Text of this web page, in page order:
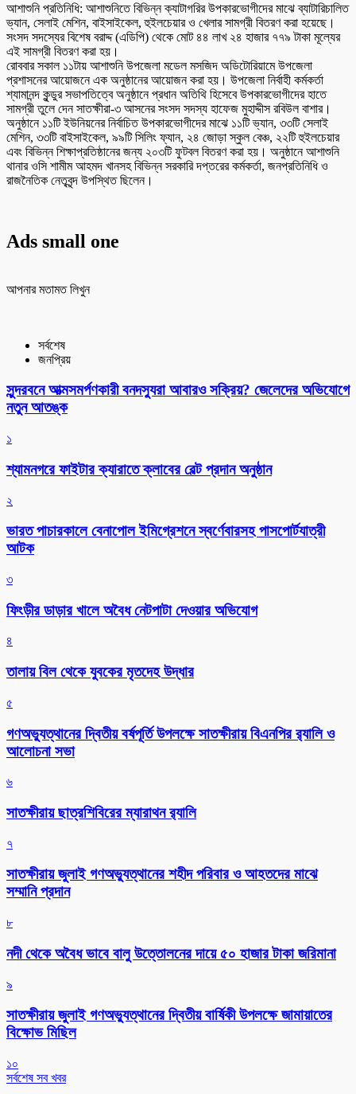
আশাশুনি প্রতিনিধি: আশাশুনিতে বিভিন্ন ক্যাটাগরির উপকারভোগীদের মাঝে ব্যাটারিচালিত
ভ্যান, সেলাই মেশিন, বাইসাইকেল, হুইলচেয়ার ও খেলার সামগ্রী বিতরণ করা হয়েছে।
সংসদ সদস্যের বিশেষ বরাদ্দ (এডিপি) থেকে মোট ৪৪ লাখ ২৪ হাজার ৭৭৯ টাকা মূল্যের
এই সামগ্রী বিতরণ করা হয়।
রোববার সকাল ১১টায় আশাশুনি উপজেলা মডেল মসজিদ অডিটোরিয়ামে উপজেলা
প্রশাসনের আয়োজনে এক অনুষ্ঠানের আয়োজন করা হয়। উপজেলা নির্বাহী কর্মকর্তা
শ্যামানন্দ কুন্ডুর সভাপতিত্বে অনুষ্ঠানে প্রধান অতিথি হিসেবে উপকারভোগীদের হাতে
সামগ্রী তুলে দেন সাতক্ষীরা-৩ আসনের সংসদ সদস্য হাফেজ মুহাদ্দীস রবিউল বাশার।
অনুষ্ঠানে ১১টি ইউনিয়নের নির্বাচিত উপকারভোগীদের মাঝে ১১টি ভ্যান, ৩৩টি সেলাই
মেশিন, ৩৩টি বাইসাইকেল, ৯৯টি সিলিং ফ্যান, ২৪ জোড়া স্কুল বেঞ্চ, ২২টি হুইলচেয়ার
এবং বিভিন্ন শিক্ষাপ্রতিষ্ঠানের জন্য ২০৩টি ফুটবল বিতরণ করা হয়। অনুষ্ঠানে আশাশুনি
থানার ওসি শামীম আহমদ খানসহ বিভিন্ন সরকারি দপ্তরের কর্মকর্তা, জনপ্রতিনিধি ও
রাজনৈতিক নেতৃবৃন্দ উপস্থিত ছিলেন।
Ads small one
আপনার মতামত লিখুন
সর্বশেষ
জনপ্রিয়
সুন্দরবনে আত্মসমর্পণকারী বনদস্যুরা আবারও সক্রিয়? জেলেদের অভিযোগে
নতুন আতঙ্ক
১
শ্যামনগরে ফাইটার ক্যারাতে ক্লাবের বেল্ট প্রদান অনুষ্ঠান
২
ভারত পাচারকালে বেনাপোল ইমিগ্রেশনে স্বর্ণেবারসহ পাসপোর্টযাত্রী
আটক
৩
ফিংড়ীর ডাড়ার খালে অবৈধ নেটপাটা দেওয়ার অভিযোগ
৪
তালায় বিল থেকে যুবকের মৃতদেহ উদ্ধার
৫
গণঅভ্যুত্থানের দ্বিতীয় বর্ষপূর্তি উপলক্ষে সাতক্ষীরায় বিএনপির র‌্যালি ও
আলোচনা সভা
৬
সাতক্ষীরায় ছাত্রশিবিরের ম্যারাথন র‌্যালি
৭
সাতক্ষীরায় জুলাই গণঅভ্যুত্থানের শহীদ পরিবার ও আহতদের মাঝে
সম্মানি প্রদান
৮
নদী থেকে অবৈধ ভাবে বালু উত্তোলনের দায়ে ৫০ হাজার টাকা জরিমানা
৯
সাতক্ষীরায় জুলাই গণঅভ্যুত্থানের দ্বিতীয় বার্ষিকী উপলক্ষে জামায়াতের
বিক্ষোভ মিছিল
১০
সর্বশেষ সব খবর